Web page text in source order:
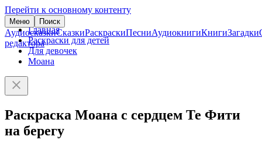
Перейти к основному контенту
Меню Поиск
АудиосказкиСказкиРаскраскиПесниАудиокнигиКнигиЗагадки
редактора
Главная
Раскраски для детей
Для девочек
Моана
Раскраска Моана с сердцем Те Фити
на берегу